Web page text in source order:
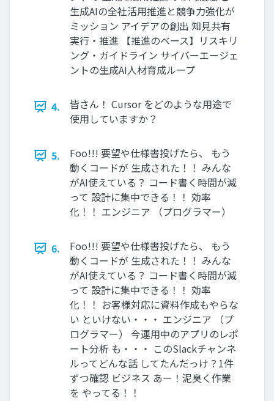
生成AIの全社活用推進と競争力強化が
ミッション アイデアの創出 知見共有
実行・推進 【推進のベース】リスキリ
ング・ガイドライン サイバーエージェ
ントの生成AI人材育成ループ
4.
皆さん！ Cursor をどのような用途で
使用していますか？
5.
Foo!!! 要望や仕様書投げたら、 もう
動くコードが 生成された！！ みんな
がAI使えている？ コード書く時間が減
って 設計に集中できる！！ 効率
化！！ エンジニア （プログラマー）
6.
Foo!!! 要望や仕様書投げたら、 もう
動くコードが 生成された！！ みんな
がAI使えている？ コード書く時間が減
って 設計に集中できる！！ 効率
化！！ お客様対応に資料作成もやらな
い といけない・・・ エンジニア （プ
ログラマー） 今運用中のアプリのレポ
ート分析 も・・・ このSlackチャンネ
ルってどんな話 してたんだっけ？1件
ずつ確認 ビジネス あー！泥臭く作業
を やってる！！